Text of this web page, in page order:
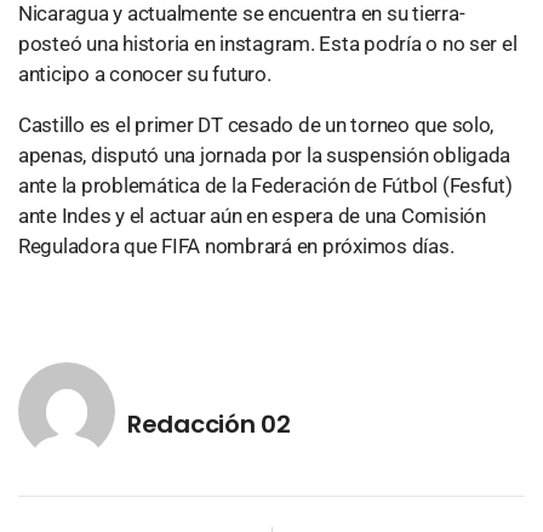
Nicaragua y actualmente se encuentra en su tierra-
posteó una historia en instagram. Esta podría o no ser el
anticipo a conocer su futuro.
Castillo es el primer DT cesado de un torneo que solo,
apenas, disputó una jornada por la suspensión obligada
ante la problemática de la Federación de Fútbol (Fesfut)
ante Indes y el actuar aún en espera de una Comisión
Reguladora que FIFA nombrará en próximos días.
Redacción 02